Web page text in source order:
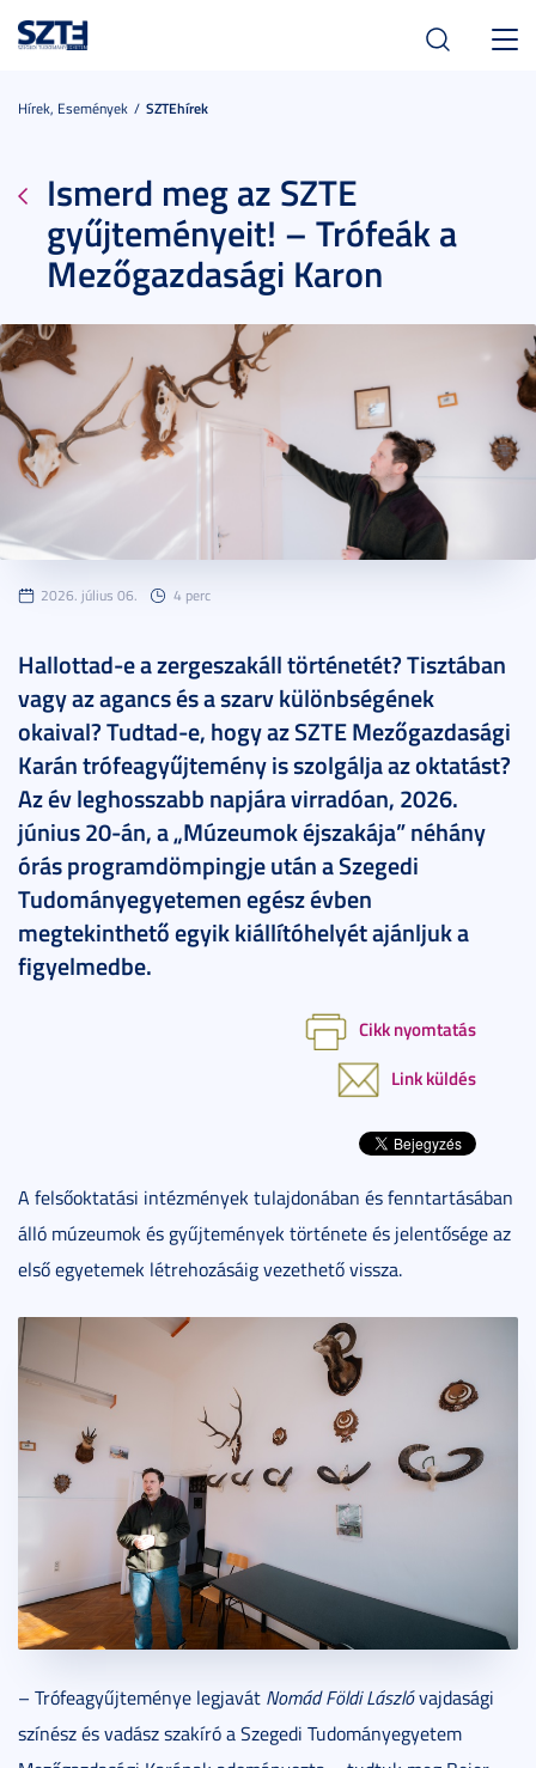
Hírek, Események SZTEhírek
Ismerd meg az SZTE
gyűjteményeit! – Trófeák a
Mezőgazdasági Karon
2026. július 06. 4 perc
Hallottad-e a zergeszakáll történetét? Tisztában
vagy az agancs és a szarv különbségének
okaival? Tudtad-e, hogy az SZTE Mezőgazdasági
Karán trófeagyűjtemény is szolgálja az oktatást?
Az év leghosszabb napjára virradóan, 2026.
június 20-án, a „Múzeumok éjszakája” néhány
órás programdömpingje után a Szegedi
Tudományegyetemen egész évben
megtekinthető egyik kiállítóhelyét ajánljuk a
figyelmedbe.
Cikk nyomtatás
Link küldés
A felsőoktatási intézmények tulajdonában és fenntartásában
álló múzeumok és gyűjtemények története és jelentősége az
első egyetemek létrehozásáig vezethető vissza.
– Trófeagyűjteménye legjavát Nomád Földi Lászlóvajdasági
színész és vadász szakíró a Szegedi Tudományegyetem